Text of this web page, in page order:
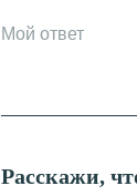
Расскажи,